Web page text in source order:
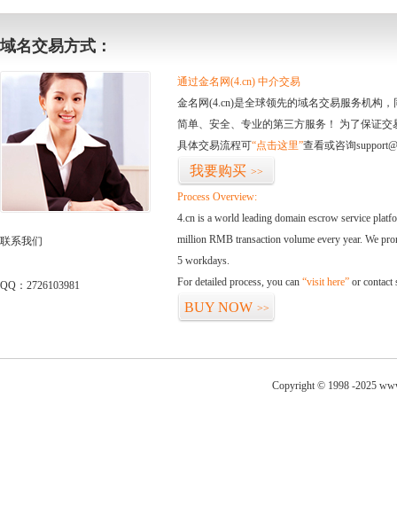
域名交易方式：
联系我们
QQ：2726103981
通过金名网(4.cn) 中介交易
金名网(4.cn)是全球领先的域名交易服务机构
简单、安全、专业的第三方服务！ 为了保证
具体交易流程可“点击这里”查看或咨询
我要购买 >>
Process Overview:
4.cn is a world leading domain escrow service
million RMB transaction volume every year. We
5 workdays.
For detailed process, you can “visit here” or contact
BUY NOW >>
Copyright © 1998 -2025